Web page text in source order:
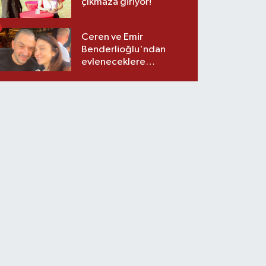
çıkmaza giriyor!
Ceren ve Emir
Benderlioğlu'ndan
evleneceklere